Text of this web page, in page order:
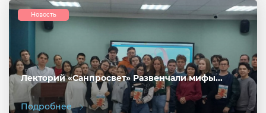
Лекторий «Санпросвет» Развенчали мифы...
Подробнее
Новость